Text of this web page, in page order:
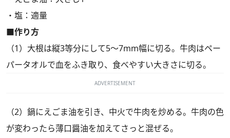
・塩：適量
■作り方
（1）大根は縦3等分にして5～7mm幅に切る。牛肉はペー
パータオルで血をふき取り、食べやすい大きさに切る。
ADVERTISEMENT
（2）鍋にえごま油を引き、中火で牛肉を炒める。牛肉の色
が変わったら薄口醤油を加えてさっと混ぜる。